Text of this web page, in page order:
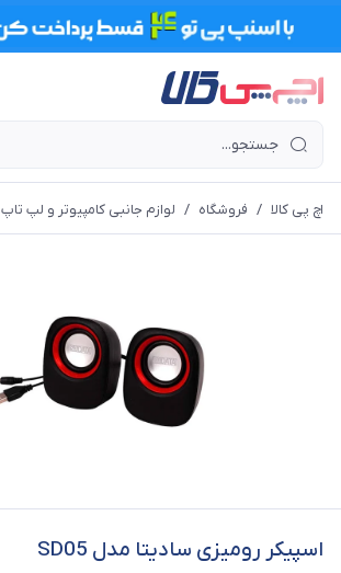
اچ پی کالا / فروشگاه / لوازم جانبی کامپیوتر و لپ تاپ
اسپیکر رومیزی سادیتا مدل SD05